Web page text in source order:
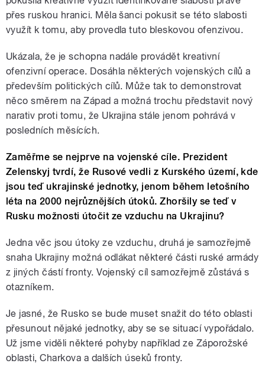
přes ruskou hranici. Měla šanci pokusit se této slabosti
využít k tomu, aby provedla tuto bleskovou ofenzivou.
Ukázala, že je schopna nadále provádět kreativní
ofenzivní operace. Dosáhla některých vojenských cílů a
především politických cílů. Může tak to demonstrovat
něco směrem na Západ a možná trochu představit nový
narativ proti tomu, že Ukrajina stále jenom pohrává v
posledních měsících.
Zaměřme se nejprve na vojenské cíle. Prezident
Zelenskyj tvrdí, že Rusové vedli z Kurského území, kde
jsou teď ukrajinské jednotky, jenom během letošního
léta na 2000 nejrůznějších útoků. Zhoršily se teď v
Rusku možnosti útočit ze vzduchu na Ukrajinu?
Jedna věc jsou útoky ze vzduchu, druhá je samozřejmě
snaha Ukrajiny možná odlákat některé části ruské armády
z jiných částí fronty. Vojenský cíl samozřejmě zůstává s
otazníkem.
Je jasné, že Rusko se bude muset snažit do této oblasti
přesunout nějaké jednotky, aby se se situací vypořádalo.
Už jsme viděli některé pohyby například ze Záporožské
oblasti, Charkova a dalších úseků fronty.